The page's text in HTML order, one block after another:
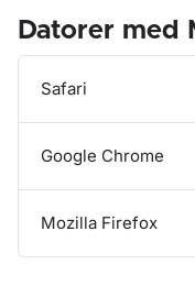
Datorer med
Safari
Google Chrome
Mozilla Firefox